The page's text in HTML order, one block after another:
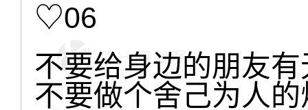
♡06
不要给身边的朋友
不要做个舍己为人